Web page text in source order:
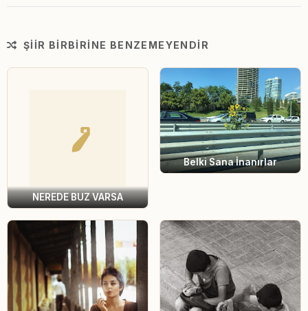
ŞIIR BIRBIRINE BENZEMEYENDIR
NEREDE BUZ VARSA
Belki Sana İnanırlar